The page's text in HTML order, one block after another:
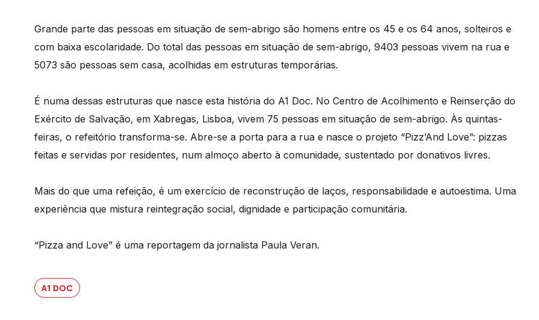
Grande parte das pessoas em situação de sem-abrigo são homens entre os 45 e os 64 anos, solteiros e
com baixa escolaridade. Do total das pessoas em situação de sem-abrigo, 9403 pessoas vivem na rua e
5073 são pessoas sem casa, acolhidas em estruturas temporárias.
É numa dessas estruturas que nasce esta história do A1 Doc. No Centro de Acolhimento e Reinserção do
Exército de Salvação, em Xabregas, Lisboa, vivem 75 pessoas em situação de sem-abrigo. Às quintas-
feiras, o refeitório transforma-se. Abre-se a porta para a rua e nasce o projeto “Pizz’And Love”: pizzas
feitas e servidas por residentes, num almoço aberto à comunidade, sustentado por donativos livres.
Mais do que uma refeição, é um exercício de reconstrução de laços, responsabilidade e autoestima. Uma
experiência que mistura reintegração social, dignidade e participação comunitária.
“Pizza and Love” é uma reportagem da jornalista Paula Veran.
A1 DOC